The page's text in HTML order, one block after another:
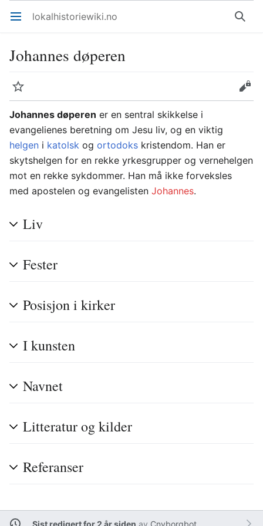
Åpne hovedmenyen lokalhistoriewiki.no Søk
Johannes døperen
Overvåk
Rediger
Johannes døperen er en sentral skikkelse i
evangelienes beretning om Jesu liv, og en viktig
helgen i katolsk og ortodoks kristendom. Han er
skytshelgen for en rekke yrkesgrupper og vernehelgen
mot en rekke sykdommer. Han må ikke forveksles
med apostelen og evangelisten Johannes.
Liv
Fester
Posisjon i kirker
I kunsten
Navnet
Litteratur og kilder
Referanser
Sist redigert for 2 år siden av Cnyborgbot